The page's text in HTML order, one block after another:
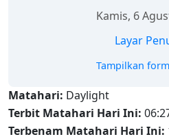
Kamis, 6
Layar
Tampilkan
Matahari: Daylight
Terbit Matahari Hari Ini:
Terbenam Matahari Hari Ini: